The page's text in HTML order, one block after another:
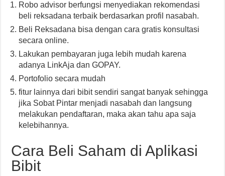
Robo advisor berfungsi menyediakan rekomendasi
beli reksadana terbaik berdasarkan profil nasabah.
Beli Reksadana bisa dengan cara gratis konsultasi
secara online.
Lakukan pembayaran juga lebih mudah karena
adanya LinkAja dan GOPAY.
Portofolio secara mudah
fitur lainnya dari bibit sendiri sangat banyak sehingga
jika Sobat Pintar menjadi nasabah dan langsung
melakukan pendaftaran, maka akan tahu apa saja
kelebihannya.
Cara Beli Saham di Aplikasi
Bibit